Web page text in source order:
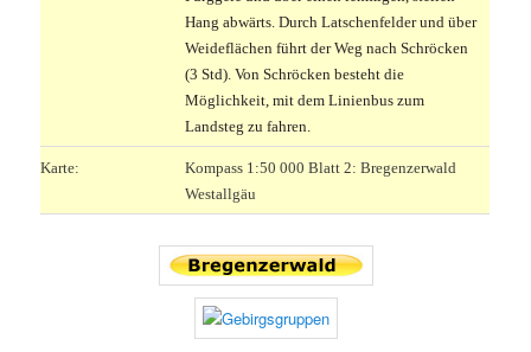
Hang abwärts. Durch Latschenfelder und über
Weideflächen führt der Weg nach Schröcken
(3 Std). Von Schröcken besteht die
Möglichkeit, mit dem Linienbus zum
Landsteg zu fahren.
Karte:
Kompass 1:50 000 Blatt 2: Bregenzerwald
Westallgäu